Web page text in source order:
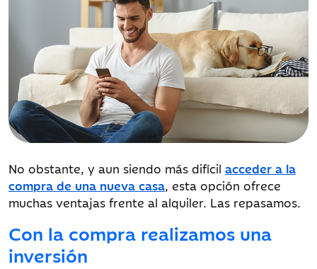
No obstante, y aun siendo más difícil acceder a la
compra de una nueva casa, esta opción ofrece
muchas ventajas frente al alquiler. Las repasamos.
Con la compra realizamos una
inversión